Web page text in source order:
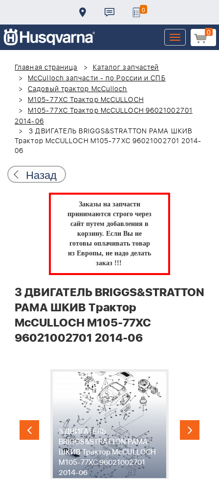
0
0
Toggle
navigation
Главная страница
Каталог запчастей
McCulloch запчасти - по России и СПБ
Садовый трактор McCulloch
M105-77XC Трактор McCULLOCH
M105-77XC Трактор McCULLOCH 96021002701
2014-06
3 ДВИГАТЕЛЬ BRIGGS&STRATTON РАМА ШКИВ
Трактор McCULLOCH M105-77XC 96021002701 2014-
06
Назад
Заказы на запчасти
принимаются строго через
сайт путем добавления в
корзину. Если Вы не
готовы оплачивать товар
из Европы, не надо делать
заказ !!!
3 ДВИГАТЕЛЬ BRIGGS&STRATTON
РАМА ШКИВ Трактор
McCULLOCH M105-77XC
96021002701 2014-06
3 ДВИГАТЕЛЬ
BRIGGS&STRATTON РАМА
ШКИВ Трактор McCULLOCH
M105-77XC 96021002701
2014-06